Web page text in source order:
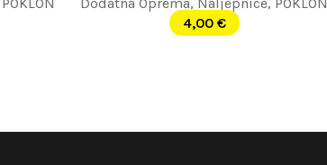
4,00 €